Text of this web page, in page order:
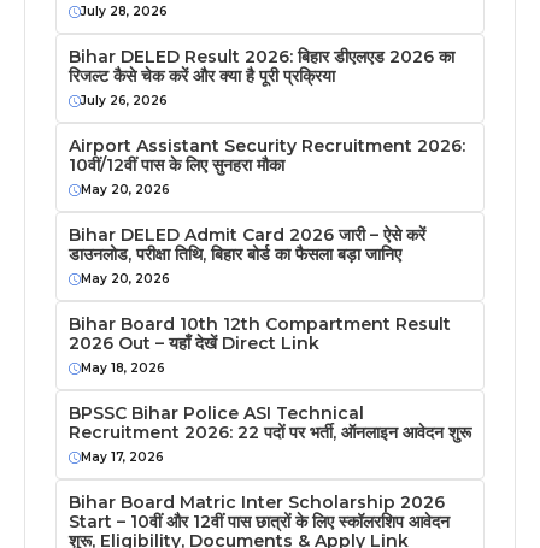
July 28, 2026
Bihar DELED Result 2026: बिहार डीएलएड 2026 का
रिजल्ट कैसे चेक करें और क्या है पूरी प्रक्रिया
July 26, 2026
Airport Assistant Security Recruitment 2026:
10वीं/12वीं पास के लिए सुनहरा मौका
May 20, 2026
Bihar DELED Admit Card 2026 जारी – ऐसे करें
डाउनलोड, परीक्षा तिथि, बिहार बोर्ड का फैसला बड़ा जानिए
May 20, 2026
Bihar Board 10th 12th Compartment Result
2026 Out – यहाँ देखें Direct Link
May 18, 2026
BPSSC Bihar Police ASI Technical
Recruitment 2026: 22 पदों पर भर्ती, ऑनलाइन आवेदन शुरू
May 17, 2026
Bihar Board Matric Inter Scholarship 2026
Start – 10वीं और 12वीं पास छात्रों के लिए स्कॉलरशिप आवेदन
शुरू, Eligibility, Documents & Apply Link